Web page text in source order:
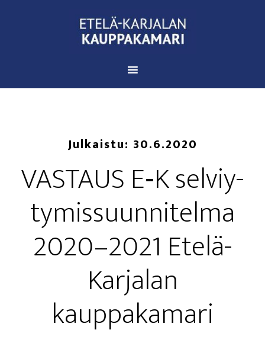
Julkaistu: 30.6.2020
VAS­TAUS E‑K sel­viy­
ty­mis­suun­ni­tel­ma
2020–2021 Ete­lä-
Kar­ja­lan
kauppakamari